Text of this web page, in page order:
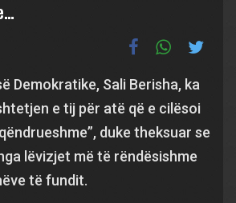
Demokratike, Sali Berisha, ka
e tij për atë që e cilësoi
duke theksuar se
lëvizjet më të rëndësishme
të fundit.